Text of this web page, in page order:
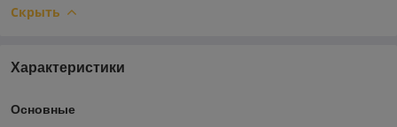
Скрыть
Характеристики
Основные